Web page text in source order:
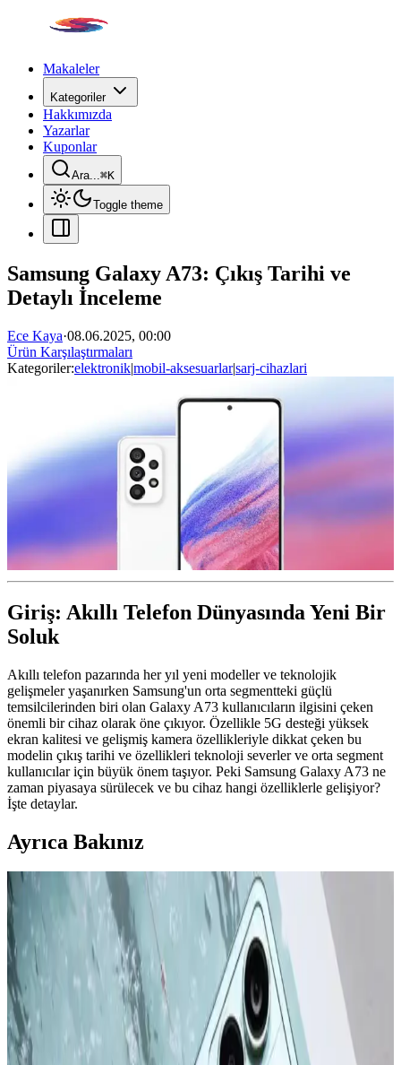
Makaleler
Kategoriler
Hakkımızda
Yazarlar
Kuponlar
Ara...⌘K
Toggle theme
Samsung Galaxy A73: Çıkış Tarihi ve
Detaylı İnceleme
Ece Kaya·08.06.2025, 00:00
Ürün Karşılaştırmaları
Kategoriler:elektronik|mobil-aksesuarlar|sarj-cihazlari
Giriş: Akıllı Telefon Dünyasında Yeni Bir
Soluk
Akıllı telefon pazarında her yıl yeni modeller ve teknolojik
gelişmeler yaşanırken Samsung'un orta segmentteki güçlü
temsilcilerinden biri olan Galaxy A73 kullanıcıların ilgisini çeken
önemli bir cihaz olarak öne çıkıyor. Özellikle 5G desteği yüksek
ekran kalitesi ve gelişmiş kamera özellikleriyle dikkat çeken bu
modelin çıkış tarihi ve özellikleri teknoloji severler ve orta segment
kullanıcılar için büyük önem taşıyor. Peki Samsung Galaxy A73 ne
zaman piyasaya sürülecek ve bu cihaz hangi özelliklerle gelişiyor?
İşte detaylar.
Ayrıca Bakınız
Apple iPhone 16 Plus 512GB Pembe Akıllı Telefon
Gelişmiş Tasarım ve Yüksek Performans
Apple iPhone 16 Plus, 512GB depolama, gelişmiş kamera
özellikleri ve dayanıklı tasarımıyla öne çıkıyor. Güçlü A18 Bionic
çip, uzun pil ömrü ve 5G desteğiyle üstün kullanıcı deneyimi sunar.
Apple iPhone 16 Pro Max 512GB Siyah: Gelişmiş
Kamera ve Yüksek Performanslı Akıllı Telefon